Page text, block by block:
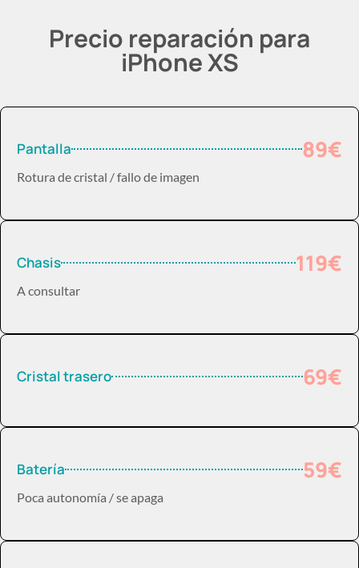
Precio reparación para
iPhone XS
Pantalla 89€
Rotura de cristal / fallo de imagen
Chasis 119€
A consultar
Cristal trasero 69€
Batería 59€
Poca autonomía / se apaga